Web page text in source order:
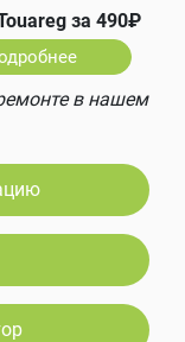
за 490₽
в нашем